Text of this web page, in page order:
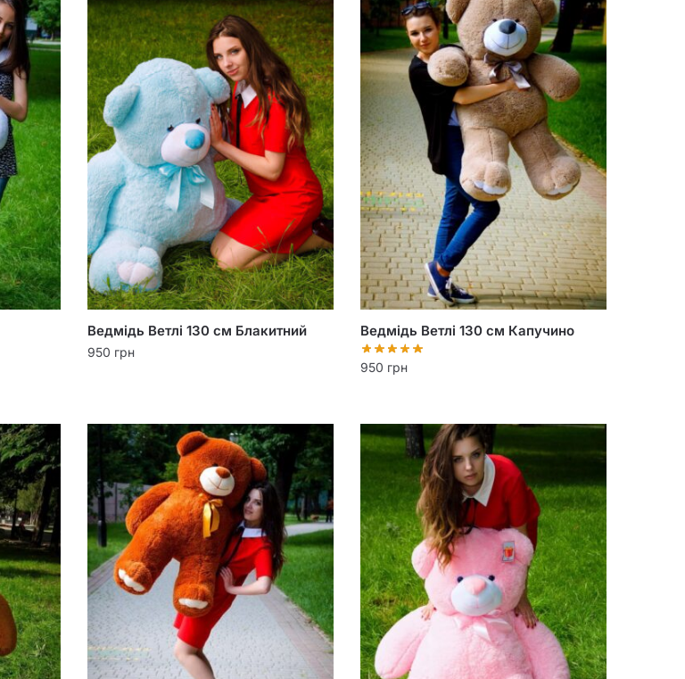
Ведмідь Ветлі 130 см Блакитний
950 грн
Ведмідь Ветлі 130 см Капучино
950 грн